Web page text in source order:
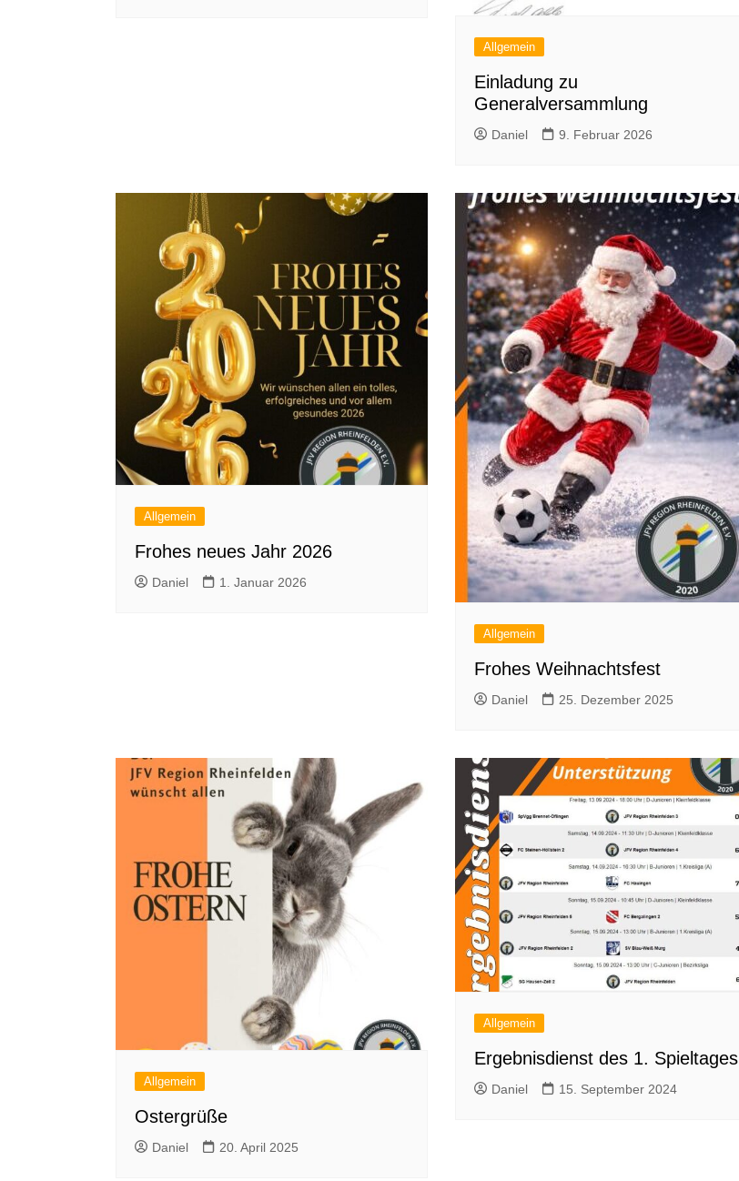
Allgemein
Einladung zu
Generalversammlung
Daniel 9. Februar 2026
Allgemein
Frohes neues Jahr 2026
Daniel 1. Januar 2026
Allgemein
Frohes Weihnachtsfest
Daniel 25. Dezember 2025
Allgemein
Ostergrüße
Daniel 20. April 2025
Allgemein
Ergebnisdienst des 1. Spieltages
Daniel 15. September 2024